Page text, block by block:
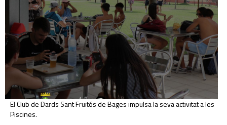
El Club de Dards Sant Fruitós de Bages impulsa la seva activitat a les
Piscines.